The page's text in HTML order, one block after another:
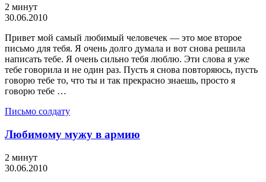
2 минут
30.06.2010
Привет мой самый любимый человечек — это мое второе
письмо для тебя. Я очень долго думала и вот снова решила
написать тебе. Я очень сильно тебя люблю. Эти слова я уже
тебе говорила и не один раз. Пусть я снова повторяюсь, пусть
говорю тебе то, что ты и так прекрасно знаешь, просто я
говорю тебе …
Письмо солдату
Любимому мужу в армию
2 минут
30.06.2010